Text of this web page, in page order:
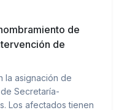
de
de
la asignación de
Secretaría-
Los afectados tienen